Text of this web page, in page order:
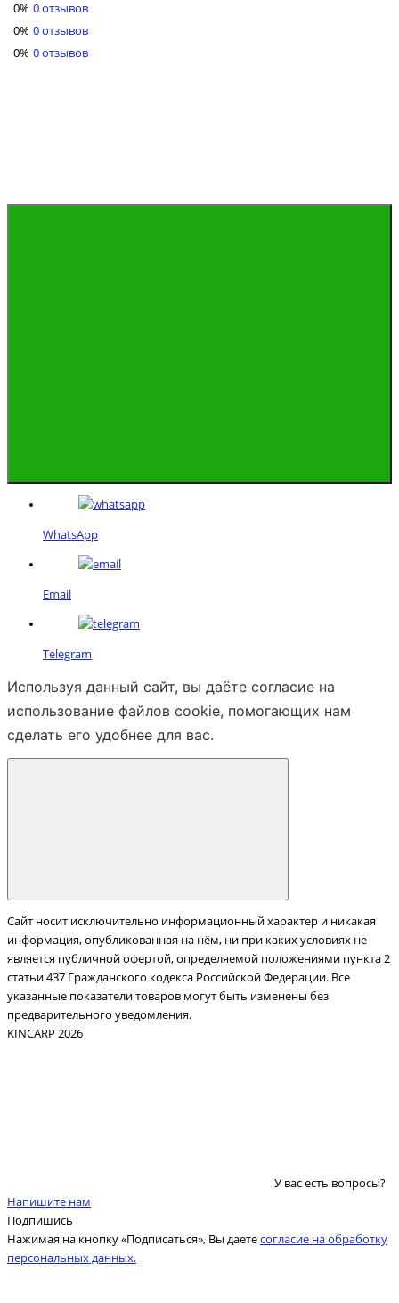
0% 0 отзывов
0% 0 отзывов
0% 0 отзывов
WhatsApp
Email
Telegram
Используя данный сайт, вы даёте согласие на
использование файлов cookie, помогающих нам
сделать его удобнее для вас.
Сайт носит исключительно информационный характер и никакая
информация, опубликованная на нём, ни при каких условиях не
является публичной офертой, определяемой положениями пункта 2
статьи 437 Гражданского кодекса Российской Федерации. Все
указанные показатели товаров могут быть изменены без
предварительного уведомления.
KINCARP 2026
У вас есть вопросы?
Напишите нам
Подпишись
Нажимая на кнопку «Подписаться», Вы даетесогласие на обработку
персональных данных.